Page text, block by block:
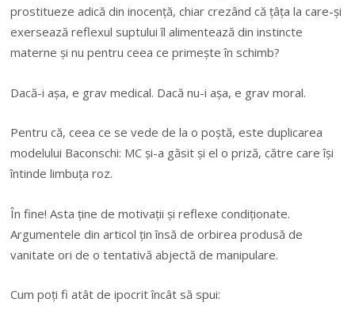
prostitueze adică din inocență, chiar crezând că țâța la care-și
exersează reflexul suptului îl alimentează din instincte
materne și nu pentru ceea ce primește în schimb?
Dacă-i așa, e grav medical. Dacă nu-i așa, e grav moral.
Pentru că, ceea ce se vede de la o poștă, este duplicarea
modelului Baconschi: MC și-a găsit și el o priză, către care își
întinde limbuța roz.
În fine! Asta ține de motivații și reflexe condiționate.
Argumentele din articol țin însă de orbirea produsă de
vanitate ori de o tentativă abjectă de manipulare.
Cum poți fi atât de ipocrit încât să spui: